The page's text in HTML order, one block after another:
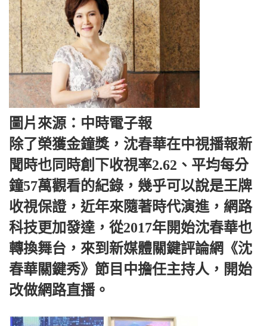
圖片來源：中時電子報
除了榮獲金鐘獎，沈春華在中視播報新
聞時也同時創下收視率2.62、平均每分
鐘57萬觀看的紀錄，幾乎可以說是王牌
收視保證，近年來隨著時代演進，網路
科技更加發達，從2017年開始沈春華也
轉換舞台，來到新媒體關鍵評論網《沈
春華關鍵秀》節目中擔任主持人，開始
改做網路直播。